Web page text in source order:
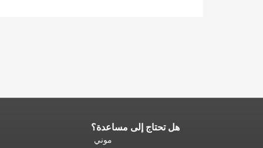
هل تحتاج إلى مساعدة؟
موني